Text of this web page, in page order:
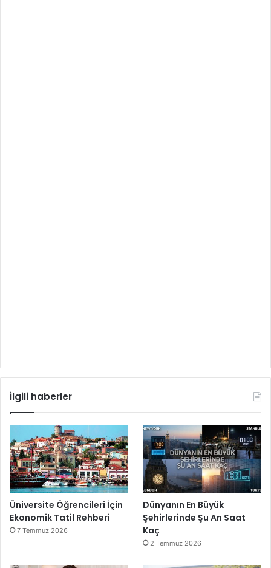
İlgili haberler
Üniversite Öğrencileri İçin
Ekonomik Tatil Rehberi
7 Temmuz 2026
Dünyanın En Büyük
Şehirlerinde Şu An Saat
Kaç
2 Temmuz 2026